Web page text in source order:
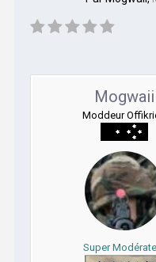
Mogwaii
Moddeur
Super